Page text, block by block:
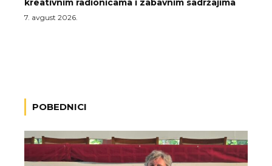
kreativnim radionicama i zabavnim sadržajima
7. avgust 2026.
POBEDNICI